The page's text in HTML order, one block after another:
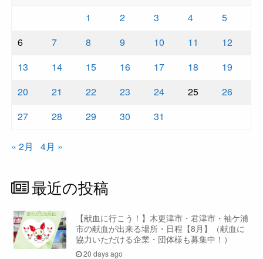
1
2 3 4
5
6
7 8 9 10 11
12
13
14 15 16 17 18
19
20
21 22 23 24 25
26
27
28 29 30 31
« 2月 4月 »
最近の投稿
【献血に行こう！】木更津市・君津市・袖ケ浦
市の献血が出来る場所・日程【8月】（献血に
協力いただける企業・団体様も募集中！）
20 days ago